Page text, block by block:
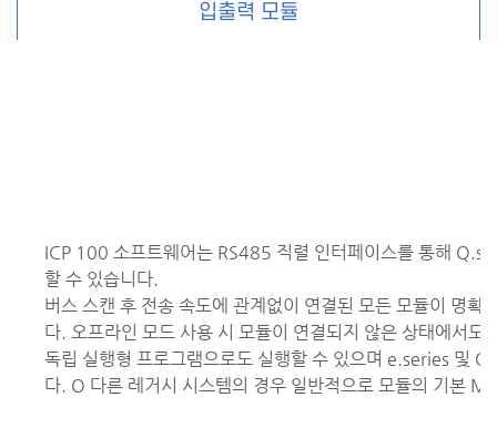
입출력 모듈
ICP 100 소프트웨어는 RS485 직렬 인터페이스를 통해
할 수 있습니다.
버스 스캔 후 전송 속도에 관계없이 연결된 모든 모듈이 명확
다. 오프라인 모드 사용 시 모듈이 연결되지 않은 상태에서
독립 실행형 프로그램으로도 실행할 수 있으며 e.series 및
다. O 다른 레거시 시스템의 경우 일반적으로 모듈의 기본